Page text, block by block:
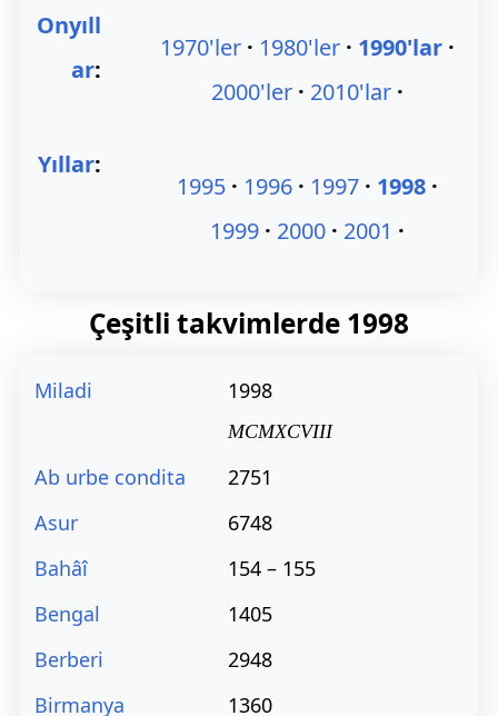
Onyıll
ar:
1970'ler 1980'ler
1990'lar
2000'ler
2010'lar
Yıllar:
1995 1996 1997
1998
1999
2000 2001
Çeşitli takvimlerde 1998
Miladi 1998
MCMXCVIII
Ab urbe condita
2751
Asur
6748
Bahâî
154 – 155
Bengal
1405
Berberi
2948
Birmanya
1360